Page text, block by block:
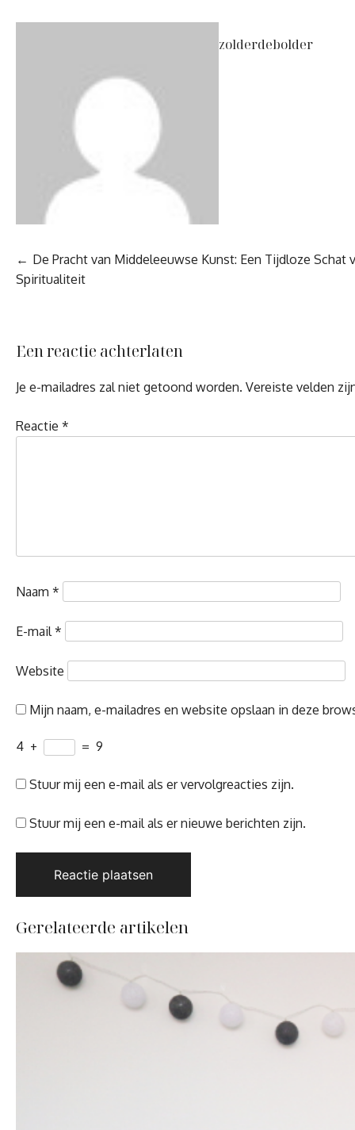
zolderdebolder
Berichtnavigatie
De Pracht van Middeleeuwse Kunst: Een Tijdloze Schat
Spiritualiteit
Een reactie achterlaten
Je e-mailadres zal niet getoond worden. Vereiste velden
Reactie *
Naam *
E-mail *
Website
Mijn naam, e-mailadres en website opslaan in deze
4 + = 9
Stuur mij een e-mail als er vervolgreacties zijn.
Stuur mij een e-mail als er nieuwe berichten zijn.
Gerelateerde artikelen